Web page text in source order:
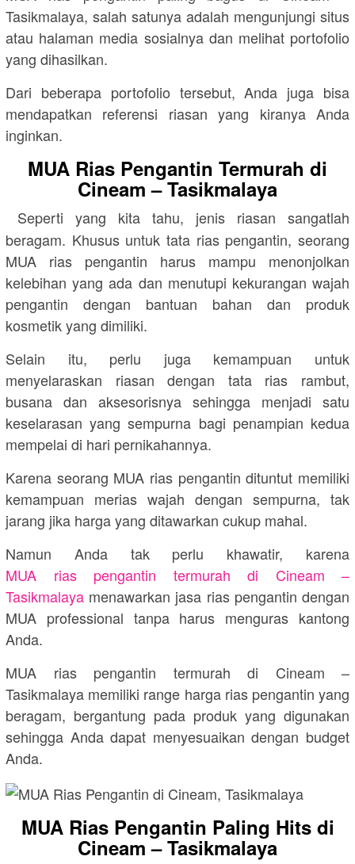
Tasikmalaya, salah satunya adalah mengunjungi situs
atau halaman media sosialnya dan melihat portofolio
yang dihasilkan.
Dari beberapa portofolio tersebut, Anda juga bisa
mendapatkan referensi riasan yang kiranya Anda
inginkan.
MUA Rias Pengantin Termurah di
Cineam – Tasikmalaya
Seperti yang kita tahu, jenis riasan sangatlah
beragam. Khusus untuk tata rias pengantin, seorang
MUA rias pengantin harus mampu menonjolkan
kelebihan yang ada dan menutupi kekurangan wajah
pengantin dengan bantuan bahan dan produk
kosmetik yang dimiliki.
Selain itu, perlu juga kemampuan untuk
menyelaraskan riasan dengan tata rias rambut,
busana dan aksesorisnya sehingga menjadi satu
keselarasan yang sempurna bagi penampian kedua
mempelai di hari pernikahannya.
Karena seorang MUA rias pengantin dituntut memiliki
kemampuan merias wajah dengan sempurna, tak
jarang jika harga yang ditawarkan cukup mahal.
Namun Anda tak perlu khawatir, karena
MUA rias pengantin termurah di Cineam –
Tasikmalaya menawarkan jasa rias pengantin dengan
MUA professional tanpa harus menguras kantong
Anda.
MUA rias pengantin termurah di Cineam –
Tasikmalaya memiliki range harga rias pengantin yang
beragam, bergantung pada produk yang digunakan
sehingga Anda dapat menyesuaikan dengan budget
Anda.
MUA Rias Pengantin Paling Hits di
Cineam – Tasikmalaya